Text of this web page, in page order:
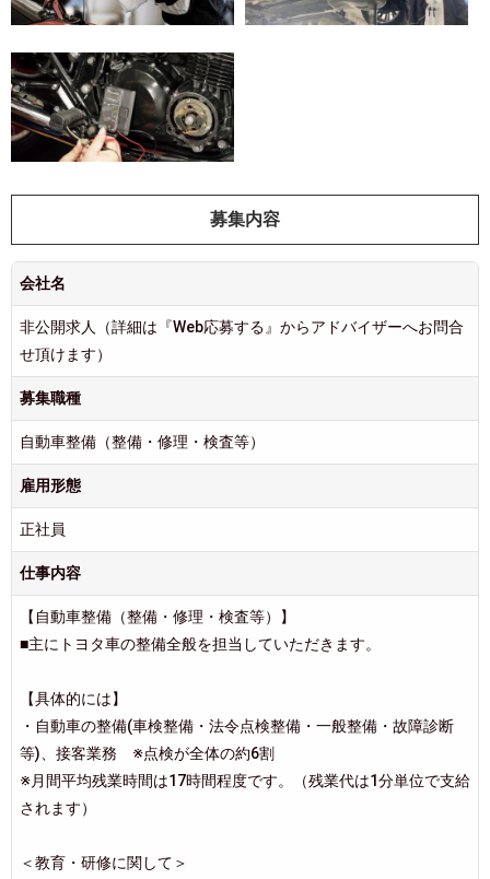
募集内容
会社名
非公開求人（詳細は『Web応募する』からアドバイザーへお問合
せ頂けます）
募集職種
自動車整備（整備・修理・検査等）
雇用形態
正社員
仕事内容
【自動車整備（整備・修理・検査等）】
■主にトヨタ車の整備全般を担当していただきます。
【具体的には】
・自動車の整備(車検整備・法令点検整備・一般整備・故障診断
等)、接客業務 ※点検が全体の約6割
※月間平均残業時間は17時間程度です。（残業代は1分単位で支給
されます）
＜教育・研修に関して＞